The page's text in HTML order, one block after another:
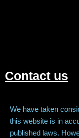
Contact us
We have taken
this website is in
published laws.